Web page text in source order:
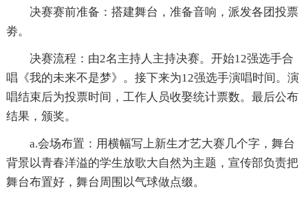
决赛赛前准备：搭建舞台，准备音响，派发各团投票
劵。
决赛流程：由2名主持人主持决赛。开始12强选手合
唱《我的未来不是梦》。接下来为12强选手演唱时间。演
唱结束后为投票时间，工作人员收娶统计票数。最后公布
结果，颁奖。
a.会场布置：用横幅写上新生才艺大赛几个字，舞台
背景以青春洋溢的学生放歌大自然为主题，宣传部负责把
舞台布置好，舞台周围以气球做点缀。